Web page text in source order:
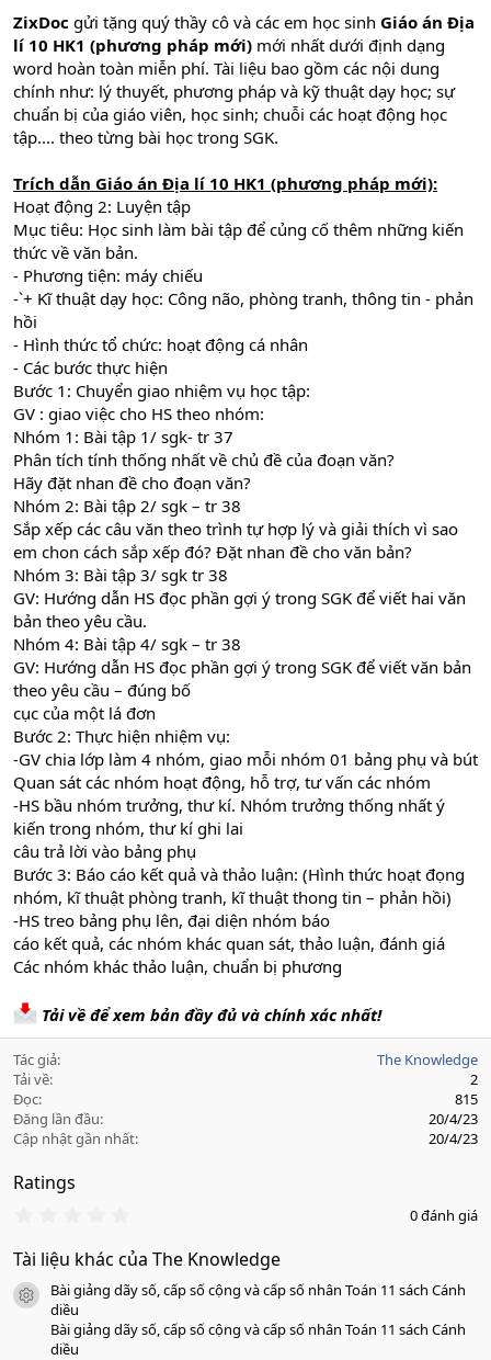
ZixDoc gửi tặng quý thầy cô và các em học sinh Giáo án Địa
lí 10 HK1 (phương pháp mới) mới nhất dưới định dạng
word hoàn toàn miễn phí. Tài liệu bao gồm các nội dung
chính như: lý thuyết, phương pháp và kỹ thuật dạy học; sự
chuẩn bị của giáo viên, học sinh; chuỗi các hoạt động học
tập.... theo từng bài học trong SGK.
Trích dẫn Giáo án Địa lí 10 HK1 (phương pháp mới):
Hoạt động 2: Luyện tập
Mục tiêu: Học sinh làm bài tập để củng cố thêm những kiến
thức về văn bản.
- Phương tiện: máy chiếu
-`+ Kĩ thuật dạy học: Công não, phòng tranh, thông tin - phản
hồi
- Hình thức tổ chức: hoạt động cá nhân
- Các bước thực hiện
Bước 1: Chuyển giao nhiệm vụ học tập:
GV : giao việc cho HS theo nhóm:
Nhóm 1: Bài tập 1/ sgk- tr 37
Phân tích tính thống nhất về chủ đề của đoạn văn?
Hãy đặt nhan đề cho đoạn văn?
Nhóm 2: Bài tập 2/ sgk – tr 38
Sắp xếp các câu văn theo trình tự hợp lý và giải thích vì sao
em chon cách sắp xếp đó? Đặt nhan đề cho văn bản?
Nhóm 3: Bài tập 3/ sgk tr 38
GV: Hướng dẫn HS đọc phần gợi ý trong SGK để viết hai văn
bản theo yêu cầu.
Nhóm 4: Bài tập 4/ sgk – tr 38
GV: Hướng dẫn HS đọc phần gợi ý trong SGK để viết văn bản
theo yêu cầu – đúng bố
cục của một lá đơn
Bước 2: Thực hiện nhiệm vụ:
-GV chia lớp làm 4 nhóm, giao mỗi nhóm 01 bảng phụ và bút
Quan sát các nhóm hoạt động, hỗ trợ, tư vấn các nhóm
-HS bầu nhóm trưởng, thư kí. Nhóm trưởng thống nhất ý
kiến trong nhóm, thư kí ghi lai
câu trả lời vào bảng phụ
Bước 3: Báo cáo kết quả và thảo luận: (Hình thức hoạt đọng
nhóm, kĩ thuật phòng tranh, kĩ thuật thong tin – phản hồi)
-HS treo bảng phụ lên, đại diện nhóm báo
cáo kết quả, các nhóm khác quan sát, thảo luận, đánh giá
Các nhóm khác thảo luận, chuẩn bị phương
Tải về để xem bản đầy đủ và chính xác nhất!
Tác giả
The Knowledge
Tải về
2
Đọc
815
Đăng lần đầu
20/4/23
Cập nhật gần nhất
20/4/23
Ratings
0
0
a
0 đánh giá
Tài liệu khác của The Knowledge
icon tài liệu
Bài giảng dãy số, cấp số cộng và cấp số nhân Toán 11 sách Cánh
diều
Bài giảng dãy số, cấp số cộng và cấp số nhân Toán 11 sách Cánh
diều